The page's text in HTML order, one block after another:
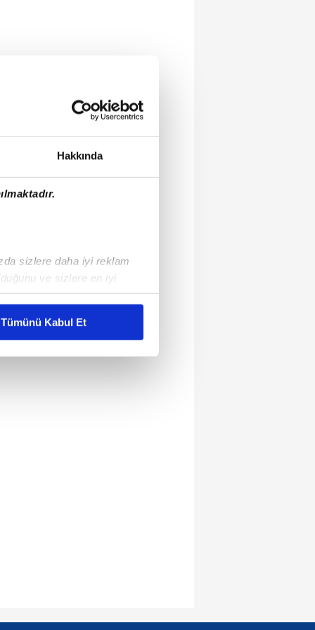
Hakkında
sizlere daha iyi reklam
ve sizlere en iyi
karşılamak
Tümünü Kabul Et